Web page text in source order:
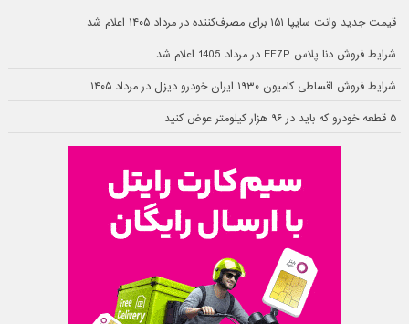
قیمت جدید وانت سایپا ۱۵۱ برای مصرف‌کننده در مرداد ۱۴۰۵ اعلام شد
شرایط فروش دنا پلاس EF7P در مرداد 1405 اعلام شد
شرایط فروش اقساطی کامیون ۱۹۳۰ ایران خودرو دیزل در مرداد ۱۴۰۵
۵ قطعه خودرو که باید در ۹۶ هزار کیلومتر عوض کنید